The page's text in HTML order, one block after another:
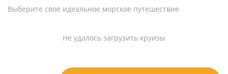
Выберите своё идеальное морское путешествие
Не удалось загрузить круизы